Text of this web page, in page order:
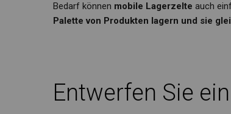
Bedarf können mobile Lagerzelte auch
Palette von Produkten lagern und sie
Entwerfen Sie